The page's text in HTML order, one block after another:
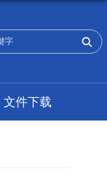
文件下载